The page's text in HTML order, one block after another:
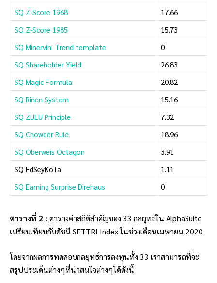
SQ Z-Score 1968
17.66
SQ Z-Score 1985
15.73
SQ Minervini Trend template
0
SQ Shareholder Yield
26.83
SQ Magic Formula
20.82
SQ Rinen System
15.16
SQ ZULU Principle
7.32
SQ Chowder Rule
18.96
SQ Oberweis Octagon
3.91
SQ EdSeyKoTa
1.11
SQ Earning Surprise Direhaus
0
ตารางที่ 2 : ฺตารางค่าสถิติสำคัญของ 33 กลยุทธ์ใน AlphaSuite
เปรียบเทียบกับดัชนี SETTRI Index ในช่วงเดือนเมษายน 2020
โดยจากผลการทดสอบกลยุทธ์การลงทุนทั้ง 33 เราสามารถที่จะ
สรุปประเด็นต่างๆที่น่าสนใจต่างๆได้ดังนี้